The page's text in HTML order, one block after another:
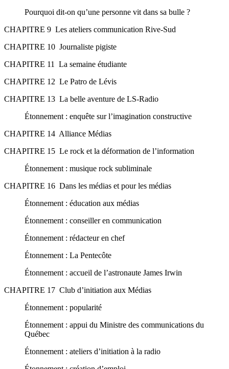
Pourquoi dit-on qu’une personne vit dans sa bulle ?
CHAPITRE 9 Les ateliers communication Rive-Sud
CHAPITRE 10 Journaliste pigiste
CHAPITRE 11 La semaine étudiante
CHAPITRE 12 Le Patro de Lévis
CHAPITRE 13 La belle aventure de LS-Radio
Étonnement : enquête sur l’imagination constructive
CHAPITRE 14 Alliance Médias
CHAPITRE 15 Le rock et la déformation de l’information
Étonnement : musique rock subliminale
CHAPITRE 16 Dans les médias et pour les médias
Étonnement : éducation aux médias
Étonnement : conseiller en communication
Étonnement : rédacteur en chef
Étonnement : La Pentecôte
Étonnement : accueil de l’astronaute James Irwin
CHAPITRE 17 Club d’initiation aux Médias
Étonnement : popularité
Étonnement : appui du Ministre des communications du
Québec
Étonnement : ateliers d’initiation à la radio